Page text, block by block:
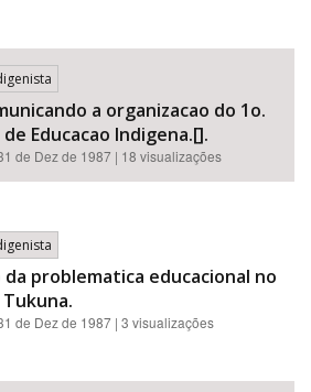
a organizacao do 1o.
Educacao Indigena.[].
de Dez de 1987 | 18 visualizações
problematica educacional no
de Dez de 1987 | 3 visualizações